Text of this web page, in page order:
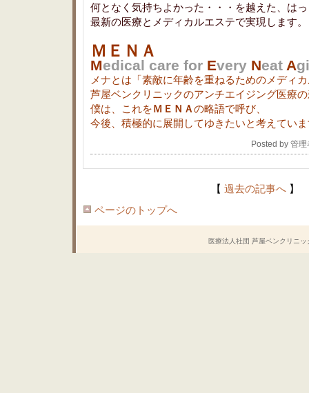
何となく気持ちよかった・・・を越えた、は
最新の医療とメディカルエステで実現します。
ＭＥＮＡ
Medical care for Every Neat A
メナとは「素敵に年齢を重ねるためのメディ
芦屋ベンクリニックのアンチエイジング医療
僕は、これをＭＥＮＡの略語で呼び、
今後、積極的に展開してゆきたいと考えてい
Posted by 管
【 過去の記事へ 】
ページのトップへ
医療法人社団 芦屋ベンクリニ